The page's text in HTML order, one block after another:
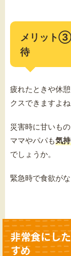
メリット③
待
疲れたときや休
クスできますよね
災害時に甘いも
ママやパパも気
でしょうか。
緊急時で食欲が
非常食にし
すめ